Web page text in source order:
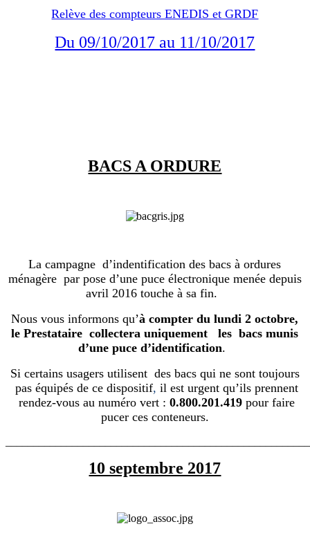
Relève des compteurs ENEDIS et GRDF
Du 09/10/2017 au 11/10/2017
BACS A ORDURE
La campagne d’indentification des bacs à ordures
ménagère par pose d’une puce électronique menée depuis
avril 2016 touche à sa fin.
Nous vous informons qu’à compter du lundi 2 octobre,
le Prestataire collectera uniquement les bacs munis
d’une puce d’identification.
Si certains usagers utilisent des bacs qui ne sont toujours
pas équipés de ce dispositif, il est urgent qu’ils prennent
rendez-vous au numéro vert : 0.800.201.419 pour faire
pucer ces conteneurs.
10 septembre 2017